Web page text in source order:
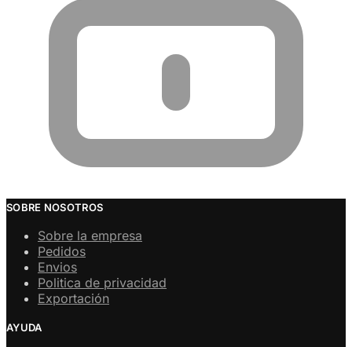
SOBRE NOSOTROS
Sobre la empresa
Pedidos
Envios
Politica de privacidad
Exportación
AYUDA